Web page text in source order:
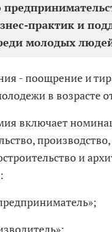
практик и
молодых
- поощрение и
в возрасте
включает
и